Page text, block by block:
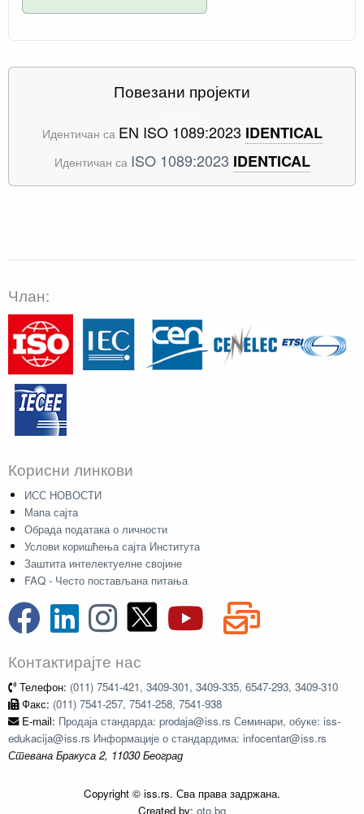
Повезани пројекти
Идентичан са EN ISO 1089:2023 IDENTICAL
Идентичан са ISO 1089:2023 IDENTICAL
Члан:
Корисни линкови
ИСС НОВОСТИ
Мапа сајта
Обрада података о личности
Услови коришћења сајта Института
Заштита интелектуелне својине
FAQ - Често постављана питања
Контактирајте нас
Телефон: (011) 7541-421, 3409-301, 3409-335, 6547-293, 3409-310
Факс: (011) 7541-257, 7541-258, 7541-938
E-mail: Продаја стандарда: prodaja@iss.rs Семинари, обуке: iss-
edukacija@iss.rs Информације о стандардима: infocentar@iss.rs
Стевана Бракуса 2, 11030 Београд
Copyright © iss.rs. Сва права задржана.
Created by: oto.bg